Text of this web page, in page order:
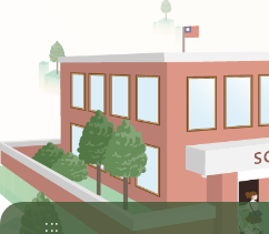
:::